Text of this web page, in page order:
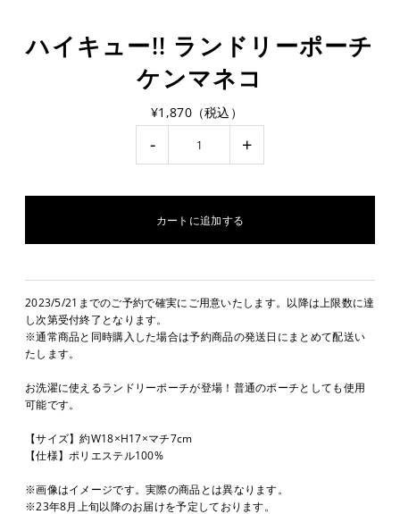
ハイキュー!! ランドリーポーチ
ケンマネコ
¥1,870（税込）
- +
2023/5/21までのご予約で確実にご用意いたします。以降は上限数に達
し次第受付終了となります。
※通常商品と同時購入した場合は予約商品の発送日にまとめて配送い
たします。
お洗濯に使えるランドリーポーチが登場！普通のポーチとしても使用
可能です。
【サイズ】約W18×H17×マチ7cm
【仕様】ポリエステル100%
※画像はイメージです。実際の商品とは異なります。
※23年8月上旬以降のお届けを予定しております。